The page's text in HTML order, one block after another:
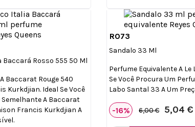
Rosso 555 50 Ml
Baccarat Rouge 540
Kurkdjian. Ideal Se Você
A Baccarat
Francis Kurkdjian A
R073
Sandalo 33 Ml
Perfume Equivalente A
Se Você Procura Um
Labo Santal 33 A Um
-16% 6,00 € 5,04 €